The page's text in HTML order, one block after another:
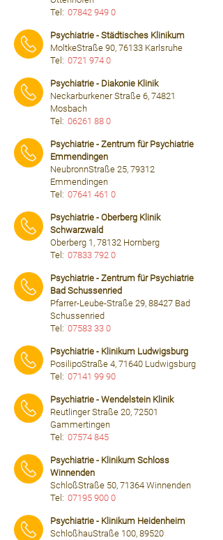
Tel: 07842 949 0
Psychiatrie - Städtisches Klinikum
MoltkeStraße 90, 76133 Karlsruhe
Tel: 0721 974 0
Psychiatrie - Diakonie Klinik
Neckarburkener Straße 6, 74821
Mosbach
Tel: 06261 88 0
Psychiatrie - Zentrum für Psychiatrie
Emmendingen
NeubronnStraße 25, 79312
Emmendingen
Tel: 07641 461 0
Psychiatrie - Oberberg Klinik
Schwarzwald
Oberberg 1, 78132 Hornberg
Tel: 07833 792 0
Psychiatrie - Zentrum für Psychiatrie
Bad Schussenried
Pfarrer-Leube-Straße 29, 88427 Bad
Schussenried
Tel: 07583 33 0
Psychiatrie - Klinikum Ludwigsburg
PosilipoStraße 4, 71640 Ludwigsburg
Tel: 07141 99 90
Psychiatrie - Wendelstein Klinik
Reutlinger Straße 20, 72501
Gammertingen
Tel: 07574 845
Psychiatrie - Klinikum Schloss
Winnenden
SchloßStraße 50, 71364 Winnenden
Tel: 07195 900 0
Psychiatrie - Klinikum Heidenheim
SchloßhauStraße 100, 89520